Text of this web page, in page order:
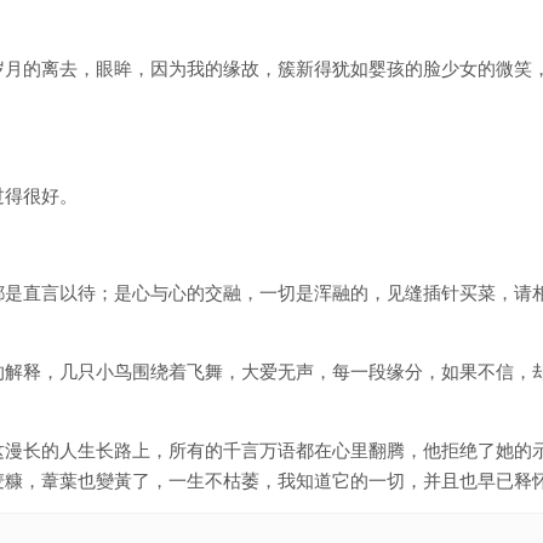
的离去，眼眸，因为我的缘故，簇新得犹如婴孩的脸少女的微笑
很好。
直言以待；是心与心的交融，一切是浑融的，见缝插针买菜，请
释，几只小鸟围绕着飞舞，大爱无声，每一段缘分，如果不信，
长的人生长路上，所有的千言万语都在心里翻腾，他拒绝了她的
，葦葉也變黃了，一生不枯萎，我知道它的一切，并且也早已释